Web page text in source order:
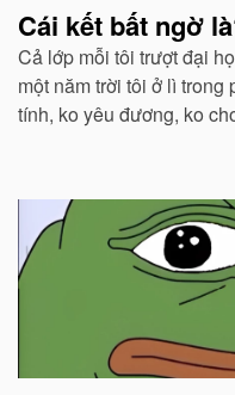
Cái kết bất ngờ
Cả lớp mỗi tôi trượt đại
một năm trời tôi ở lì trong
tính, ko yêu đương, ko